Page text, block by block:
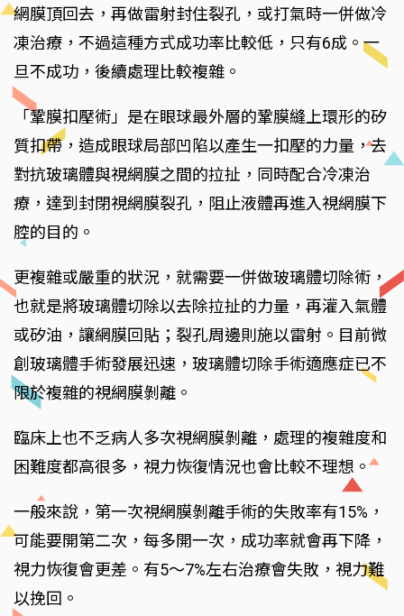
網膜頂回去，再做雷射封住裂孔，或打氣時一併做冷
凍治療，不過這種方式成功率比較低，只有6成。一
旦不成功，後續處理比較複雜。
「鞏膜扣壓術」是在眼球最外層的鞏膜縫上環形的矽
質扣帶，造成眼球局部凹陷以產生一扣壓的力量，去
對抗玻璃體與視網膜之間的拉扯，同時配合冷凍治
療，達到封閉視網膜裂孔，阻止液體再進入視網膜下
腔的目的。
更複雜或嚴重的狀況，就需要一併做玻璃體切除術，
也就是將玻璃體切除以去除拉扯的力量，再灌入氣體
或矽油，讓網膜回貼；裂孔周邊則施以雷射。目前微
創玻璃體手術發展迅速，玻璃體切除手術適應症已不
限於複雜的視網膜剝離。
臨床上也不乏病人多次視網膜剝離，處理的複雜度和
困難度都高很多，視力恢復情況也會比較不理想。
一般來說，第一次視網膜剝離手術的失敗率有15%，
可能要開第二次，每多開一次，成功率就會再下降，
視力恢復會更差。有5～7%左右治療會失敗，視力難
以挽回。